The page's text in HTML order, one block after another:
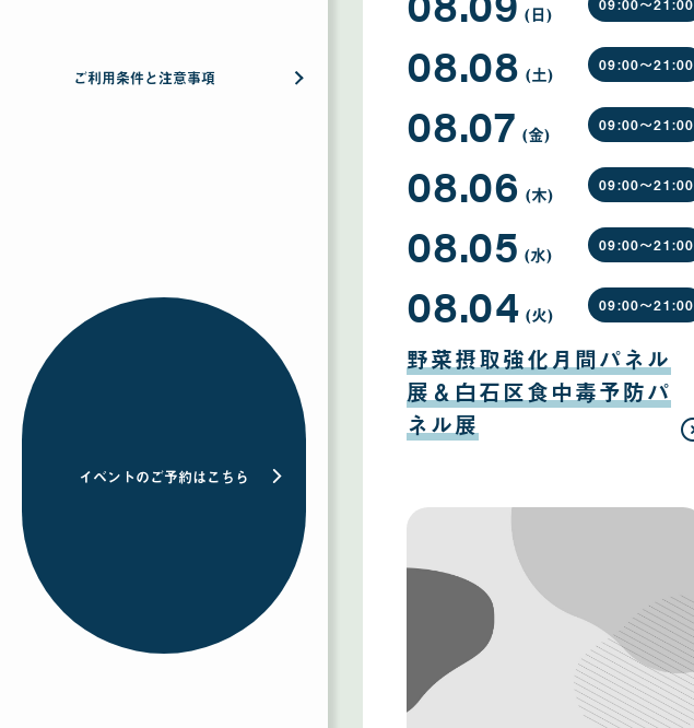
ご利用条件と注意事項
イベントのご予約はこちら
野菜摂取強化月間パネル
展＆白石区食中毒予防パ
ネル展
08.04
月
04
日
(火曜
日
) 09:00〜21:00
08.05
月
05
日
(水曜
日
) 09:00〜21:00
08.06
月
06
日
(木曜
日
) 09:00〜21:00
08.07
月
07
日
(金曜
日
) 09:00〜21:00
08.08
月
08
日
(土曜
日
) 09:00〜21:00
月
09
日
(日曜
日
) 09:00〜21:00